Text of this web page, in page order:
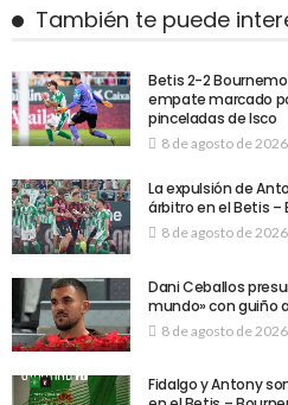
También te puede
Betis 2-2
empate marcado
pinceladas de Isco
8 de agosto de 2026
La expulsión de
árbitro en el Betis
8 de agosto de 2026
Dani Ceballos
mundo» con guiño
8 de agosto de 2026
Fidalgo y Antony